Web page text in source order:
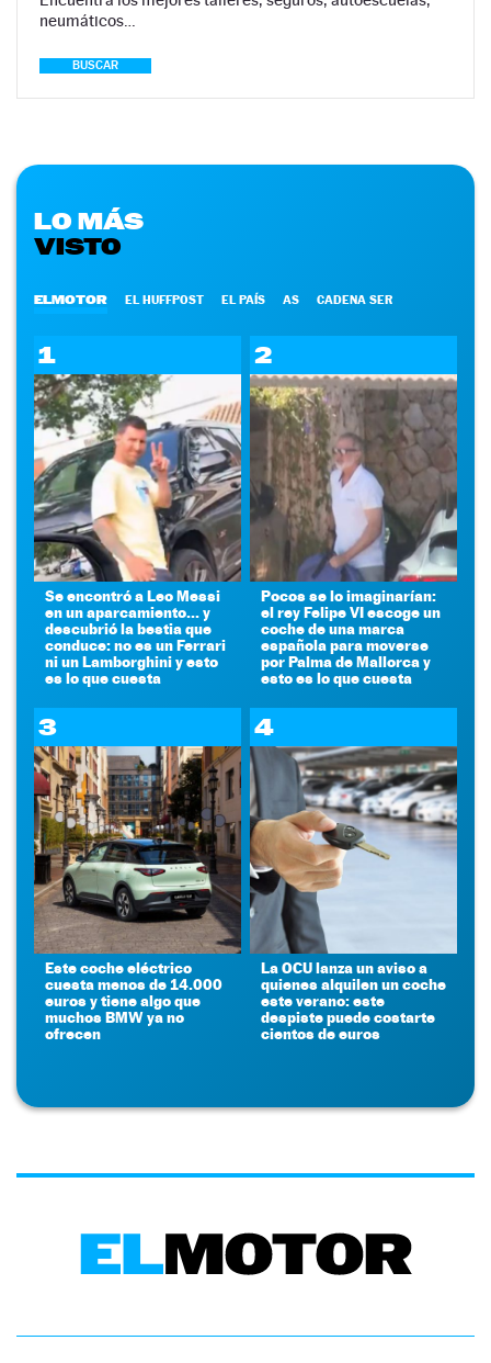
neumáticos…
BUSCAR
LO MÁS
VISTO
ELMOTOR EL HUFFPOST EL PAÍS AS CADENA SER
1
Se encontró a Leo Messi
en un aparcamiento... y
descubrió la bestia que
conduce: no es un Ferrari
ni un Lamborghini y esto
es lo que cuesta
2
Pocos se lo imaginarían:
el rey Felipe VI escoge un
coche de una marca
española para moverse
por Palma de Mallorca y
esto es lo que cuesta
3
Este coche eléctrico
cuesta menos de 14.000
euros y tiene algo que
muchos BMW ya no
ofrecen
4
La OCU lanza un aviso a
quienes alquilen un coche
este verano: este
despiste puede costarte
cientos de euros